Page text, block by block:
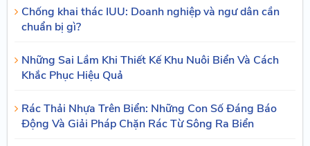
Chống khai thác IUU: Doanh nghiệp và ngư dân cần
chuẩn bị gì?
Những Sai Lầm Khi Thiết Kế Khu Nuôi Biển Và Cách
Khắc Phục Hiệu Quả
Rác Thải Nhựa Trên Biển: Những Con Số Đáng Báo
Động Và Giải Pháp Chặn Rác Từ Sông Ra Biển